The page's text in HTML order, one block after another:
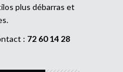
plus débarras et
: 72 60 14 28